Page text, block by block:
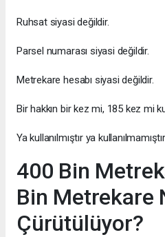
Ruhsat siyasi değildir.
Parsel numarası siyasi değildir.
Metrekare hesabı siyasi değildir.
Bir hakkın bir kez mi, 185 kez mi
Ya kullanılmıştır ya
400 Bin
Bin Metrekare
Çürütülüyor?